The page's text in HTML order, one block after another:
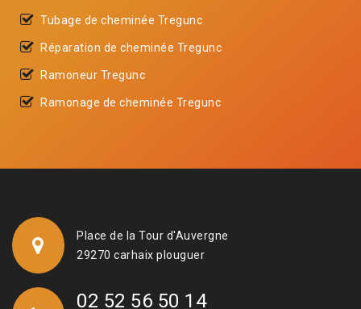
Tubage de cheminée Tregunc
Réparation de cheminée Tregunc
Ramoneur Tregunc
Ramonage de cheminée Tregunc
Place de la Tour d'Auvergne
29270 carhaix plouguer
02 52 56 50 14